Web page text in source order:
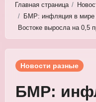
Главная страница
БМР: инфляция в мире
Востоке выросла на 0,5
Новости разные
БМР: